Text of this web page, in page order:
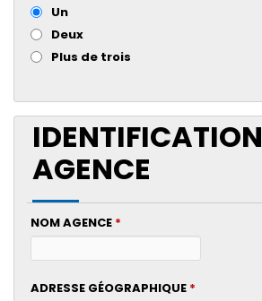
Un
Deux
Plus de trois
IDENTIFICATION
AGENCE
NOM AGENCE *
ADRESSE GÉOGRAPHIQUE *